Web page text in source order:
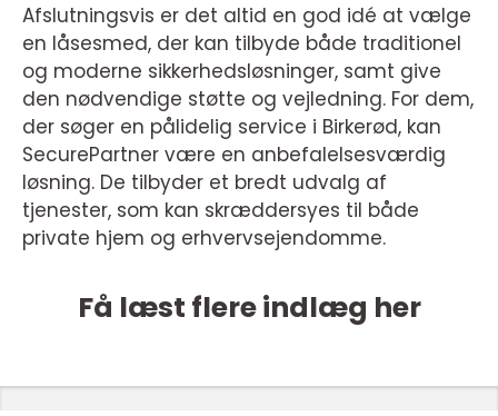
Afslutningsvis er det altid en god idé at vælge
en låsesmed, der kan tilbyde både traditionel
og moderne sikkerhedsløsninger, samt give
den nødvendige støtte og vejledning. For dem,
der søger en pålidelig service i Birkerød, kan
SecurePartner være en anbefalelsesværdig
løsning. De tilbyder et bredt udvalg af
tjenester, som kan skræddersyes til både
private hjem og erhvervsejendomme.
Få læst flere indlæg her